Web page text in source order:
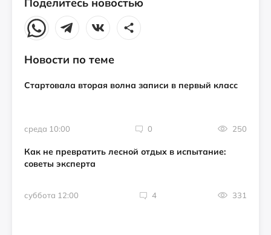
Новости по теме
Стартовала вторая волна записи в первый класс
среда 10:00 0 250
Как не превратить лесной отдых в испытание:
советы эксперта
суббота 12:00 4 331